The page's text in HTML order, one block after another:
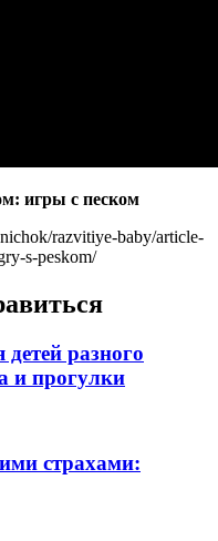
игры с песком
razvitiye-baby/article-
s-peskom/
разного
и прогулки
страхами: